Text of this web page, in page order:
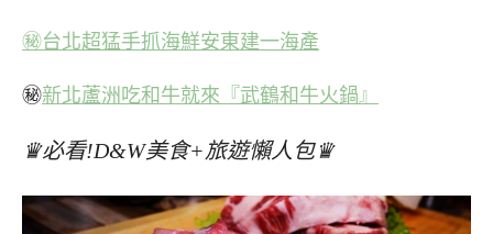
㊙台北超猛手抓海鮮安東建一海產
㊙新北蘆洲吃和牛就來『武鶴和牛火鍋』
♛必看!D&W美食+旅遊懶人包♛